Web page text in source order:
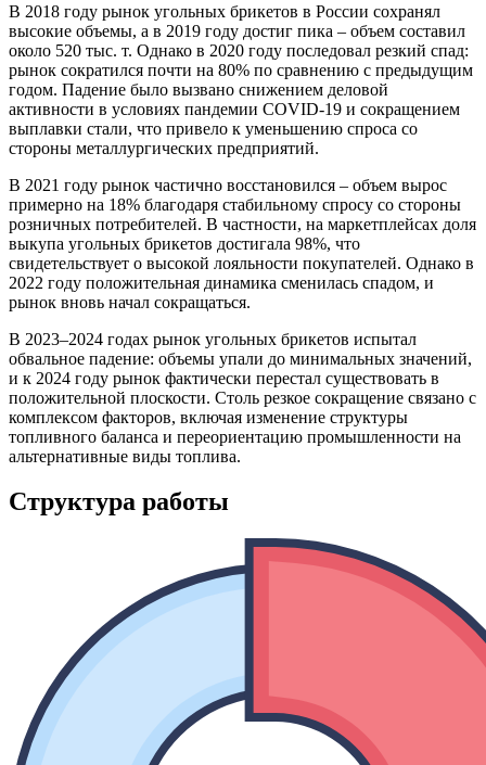
В 2018 году рынок угольных брикетов в России сохранял
высокие объемы, а в 2019 году достиг пика – объем составил
около 520 тыс. т. Однако в 2020 году последовал резкий спад:
рынок сократился почти на 80% по сравнению с предыдущим
годом. Падение было вызвано снижением деловой
активности в условиях пандемии COVID-19 и сокращением
выплавки стали, что привело к уменьшению спроса со
стороны металлургических предприятий.
В 2021 году рынок частично восстановился – объем вырос
примерно на 18% благодаря стабильному спросу со стороны
розничных потребителей. В частности, на маркетплейсах доля
выкупа угольных брикетов достигала 98%, что
свидетельствует о высокой лояльности покупателей. Однако в
2022 году положительная динамика сменилась спадом, и
рынок вновь начал сокращаться.
В 2023–2024 годах рынок угольных брикетов испытал
обвальное падение: объемы упали до минимальных значений,
и к 2024 году рынок фактически перестал существовать в
положительной плоскости. Столь резкое сокращение связано с
комплексом факторов, включая изменение структуры
топливного баланса и переориентацию промышленности на
альтернативные виды топлива.
Структура работы